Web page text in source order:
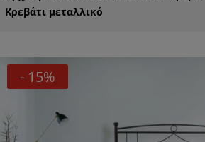
Κρεβάτι μεταλλικό
- 15%